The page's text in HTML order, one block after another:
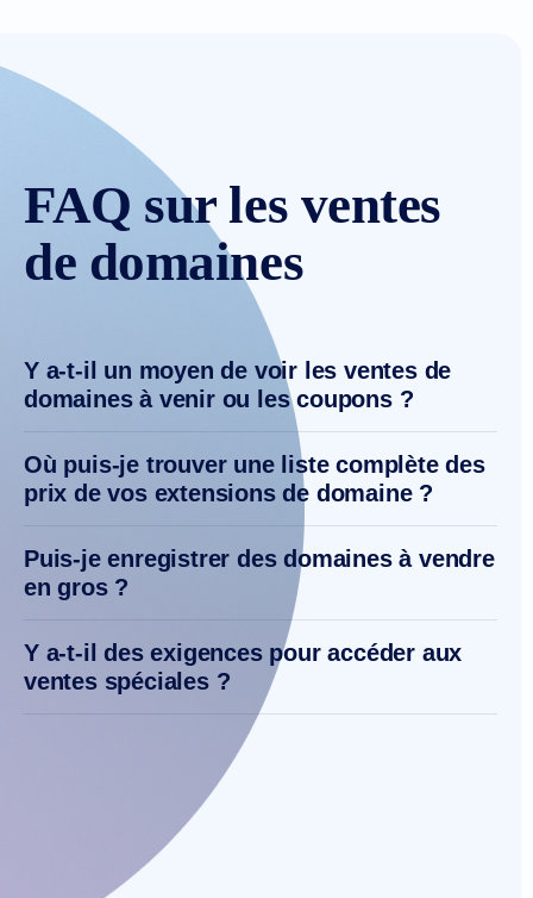
FAQ sur les ventes
de domaines
Y a-t-il un moyen de voir les ventes de
domaines à venir ou les coupons ?
Où puis-je trouver une liste complète des
prix de vos extensions de domaine ?
Puis-je enregistrer des domaines à vendre
en gros ?
Y a-t-il des exigences pour accéder aux
ventes spéciales ?